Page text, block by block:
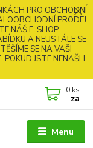
PRO OBCHODNÍ
PRODEJ
NÁŠ E-SHOP
A NEUSTÁLE SE
SE NA VAŠI
JSTE NENAŠLI
Menu
0 ks
za